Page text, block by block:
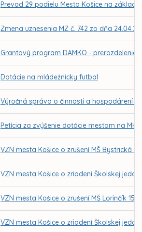
Prevod 29 podielu Mesta Košice na
Zmena uznesenia MZ č. 742 zo dňa
Grantový program DAMKO - prerozdelenie
Dotácie na mládežnícky futbal
Výročná správa o činnosti a hospodárení
Petícia za zvýšenie dotácie mestom na
VZN mesta Košice o zrušení MŠ Bystrická
VZN mesta Košice o zriadení Školskej
VZN mesta Košice o zrušení MŠ Lorinčík 15,
VZN mesta Košice o zriadení Školskej